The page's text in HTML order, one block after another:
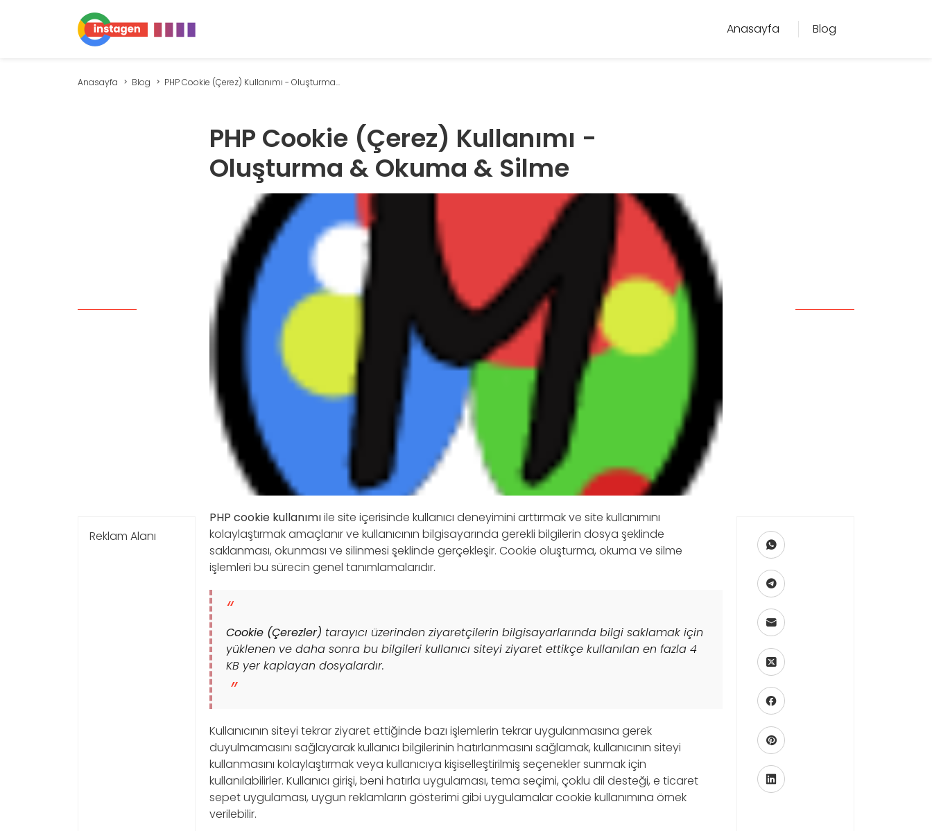
Anasayfa Blog
Anasayfa Blog PHP Cookie (Çerez) Kullanımı - Oluşturma...
PHP Cookie (Çerez) Kullanımı -
Oluşturma & Okuma & Silme
Reklam Alanı
PHP cookie kullanımıile site içerisinde kullanıcı deneyimini arttırmak ve site kullanımını
kolaylaştırmak amaçlanır ve kullanıcının bilgisayarında gerekli bilgilerin dosya şeklinde
saklanması, okunması ve silinmesi şeklinde gerçekleşir. Cookie oluşturma, okuma ve silme
işlemleri bu sürecin genel tanımlamalarıdır.
Cookie (Çerezler) tarayıcı üzerinden ziyaretçilerin bilgisayarlarında bilgi saklamak için
yüklenen ve daha sonra bu bilgileri kullanıcı siteyi ziyaret ettikçe kullanılan en fazla 4
KB yer kaplayan dosyalardır.
Kullanıcının siteyi tekrar ziyaret ettiğinde bazı işlemlerin tekrar uygulanmasına gerek
duyulmamasını sağlayarak kullanıcı bilgilerinin hatırlanmasını sağlamak, kullanıcının siteyi
kullanmasını kolaylaştırmak veya kullanıcıya kişiselleştirilmiş seçenekler sunmak için
kullanılabilirler. Kullanıcı girişi, beni hatırla uygulaması, tema seçimi, çoklu dil desteği, e ticaret
sepet uygulaması, uygun reklamların gösterimi gibi uygulamalar cookie kullanımına örnek
verilebilir.